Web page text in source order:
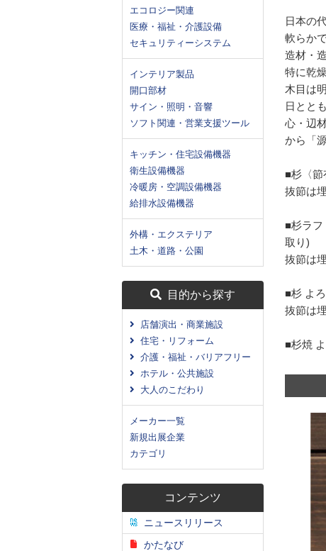
エコロジー関連
医療・福祉・介護設備
セキュリティーシステム
インテリア製品
開口部材
サイン・照明・音響
ソフト関連・営業支援ツール
キッチン・住宅設備機器
衛生設備機器
冷暖房・空調設備機器
給排水設備機器
外構・エクステリア
土木・道路・公園
目的から探す
店舗演出・商業施設
住宅・リフォーム
介護・福祉・バリアフリー
ホテル・公共施設
大人のこだわり
メーカー一覧
新規出展企業
カテゴリ
コンテンツ
ニュースリリース
かたなび
日本の
軟らか
造材・
特に乾
木目は
日とと
心・辺
から「
■杉〈節
抜節は
■杉ラフ
取り)
抜節は
■杉 よ
抜節は
■杉焼